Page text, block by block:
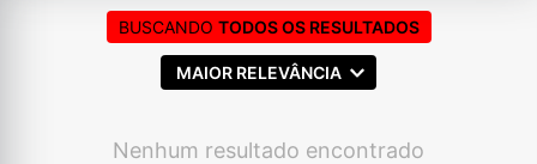
BUSCANDO TODOS OS RESULTADOS
MAIOR RELEVÂNCIA
Nenhum resultado encontrado